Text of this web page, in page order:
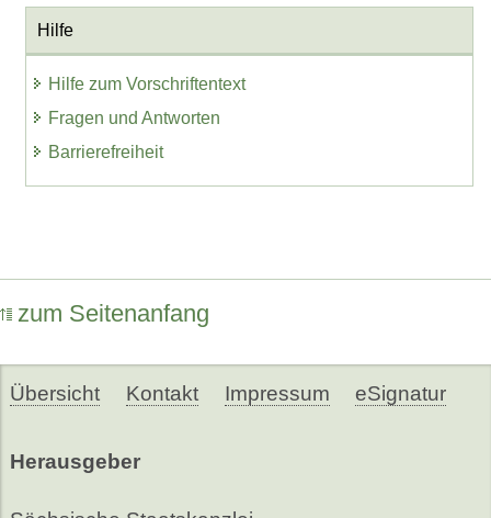
Hilfe
Hilfe zum Vorschriftentext
Fragen und Antworten
Barrierefreiheit
zum Seitenanfang
Übersicht Kontakt Impressum eSignatur
Herausgeber